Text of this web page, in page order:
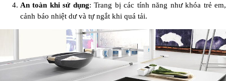
An toàn khi sử dụng: Trang bị các tính năng như khóa trẻ em,
cảnh báo nhiệt dư và tự ngắt khi quá tải.